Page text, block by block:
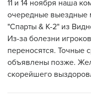
11 и 14 ноября наша
очередные выездные
"Спарты & К-2" из
Из-за болезни
переносятся. Точные
объявлены позже.
скорейшего